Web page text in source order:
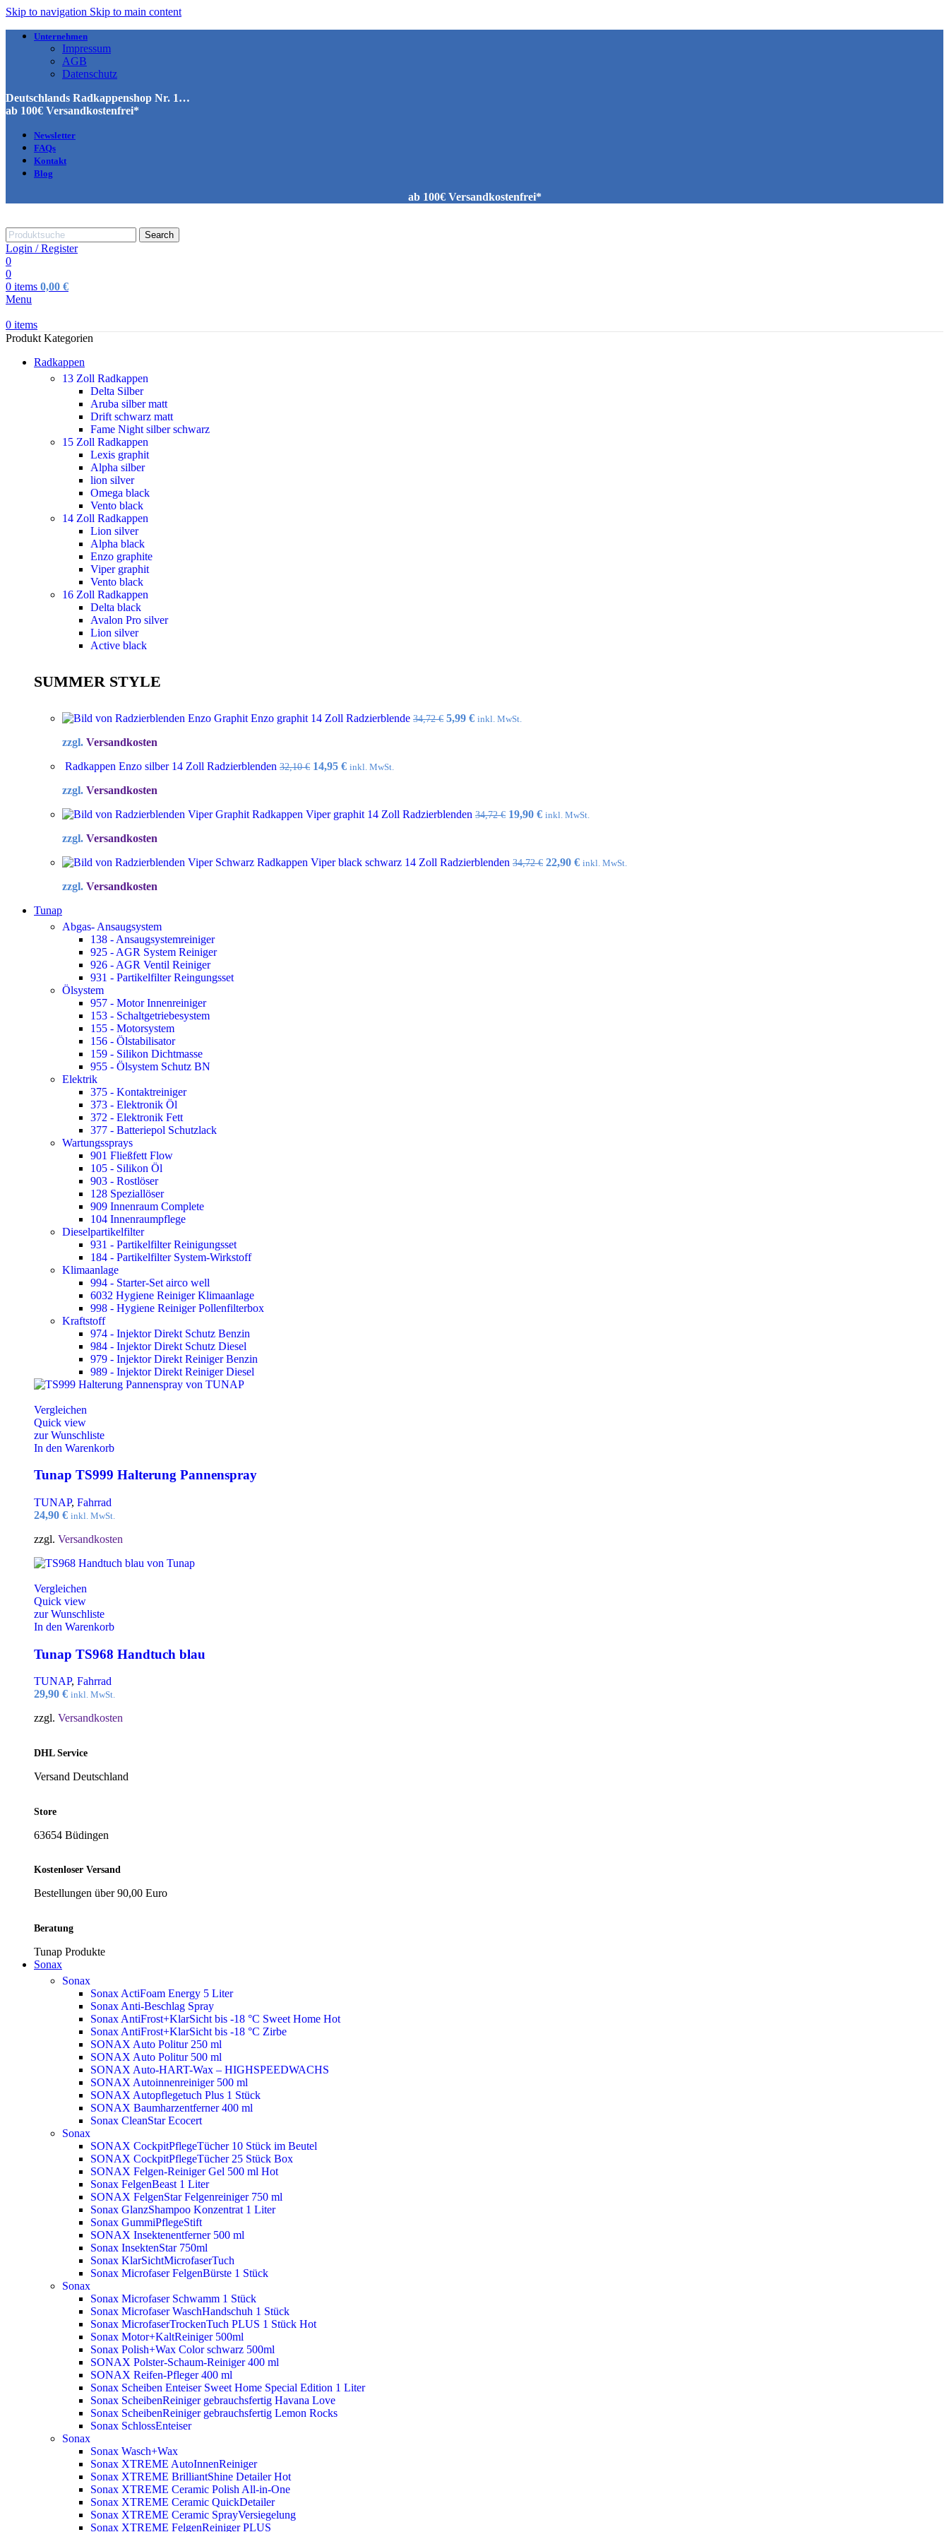
Skip to navigation Skip to main content
Unternehmen
Impressum
AGB
Datenschutz
Deutschlands Radkappenshop Nr. 1…
ab 100€ Versandkostenfrei*
Newsletter
FAQs
Kontakt
Blog
ab 100€ Versandkostenfrei*
Search
Login / Register
0
0
0 items 0,00 €
Menu
0 items
Produkt Kategorien
Radkappen
13 Zoll Radkappen
Delta Silber
Aruba silber matt
Drift schwarz matt
Fame Night silber schwarz
15 Zoll Radkappen
Lexis graphit
Alpha silber
lion silver
Omega black
Vento black
14 Zoll Radkappen
Lion silver
Alpha black
Enzo graphite
Viper graphit
Vento black
16 Zoll Radkappen
Delta black
Avalon Pro silver
Lion silver
Active black
SUMMER STYLE
Enzo graphit 14 Zoll Radzierblende 34,72€ Ursprünglicher
5,99 €Aktueller
inkl. MwSt.
zzgl. Versandkosten
Radkappen Enzo silber 14 Zoll Radzierblenden 32,10€ Ursprünglicher
14,95 €Aktueller
inkl. MwSt.
zzgl. Versandkosten
Radkappen Viper graphit 14 Zoll Radzierblenden 34,72€ Ursprünglicher
19,90 €Aktueller
inkl. MwSt.
zzgl. Versandkosten
Radkappen Viper black schwarz 14 Zoll Radzierblenden 34,72€ Ursprünglicher
22,90 €Aktueller
inkl. MwSt.
zzgl. Versandkosten
Tunap
Abgas- Ansaugsystem
138 - Ansaugsystemreiniger
925 - AGR System Reiniger
926 - AGR Ventil Reiniger
931 - Partikelfilter Reingungsset
Ölsystem
957 - Motor Innenreiniger
153 - Schaltgetriebesystem
155 - Motorsystem
156 - Ölstabilisator
159 - Silikon Dichtmasse
955 - Ölsystem Schutz BN
Elektrik
375 - Kontaktreiniger
373 - Elektronik Öl
372 - Elektronik Fett
377 - Batteriepol Schutzlack
Wartungssprays
901 Fließfett Flow
105 - Silikon Öl
903 - Rostlöser
128 Speziallöser
909 Innenraum Complete
104 Innenraumpflege
Dieselpartikelfilter
931 - Partikelfilter Reinigungsset
184 - Partikelfilter System-Wirkstoff
Klimaanlage
994 - Starter-Set airco well
6032 Hygiene Reiniger Klimaanlage
998 - Hygiene Reiniger Pollenfilterbox
Kraftstoff
974 - Injektor Direkt Schutz Benzin
984 - Injektor Direkt Schutz Diesel
979 - Injektor Direkt Reiniger Benzin
989 - Injektor Direkt Reiniger Diesel
Vergleichen
Quick view
zur Wunschliste
In den Warenkorb
Tunap TS999 Halterung Pannenspray
TUNAP, Fahrrad
24,90 € inkl. MwSt.
zzgl. Versandkosten
Vergleichen
Quick view
zur Wunschliste
In den Warenkorb
Tunap TS968 Handtuch blau
TUNAP, Fahrrad
29,90 € inkl. MwSt.
zzgl. Versandkosten
DHL Service
Versand Deutschland
Store
63654 Büdingen
Kostenloser Versand
Bestellungen über 90,00 Euro
Beratung
Tunap Produkte
Sonax
Sonax
Sonax ActiFoam Energy 5 Liter
Sonax Anti-Beschlag Spray
Sonax AntiFrost+KlarSicht bis -18 °C Sweet Home Hot
Sonax AntiFrost+KlarSicht bis -18 °C Zirbe
SONAX Auto Politur 250 ml
SONAX Auto Politur 500 ml
SONAX Auto-HART-Wax – HIGHSPEEDWACHS
SONAX Autoinnenreiniger 500 ml
SONAX Autopflegetuch Plus 1 Stück
SONAX Baumharzentferner 400 ml
Sonax CleanStar Ecocert
Sonax
SONAX CockpitPflegeTücher 10 Stück im Beutel
SONAX CockpitPflegeTücher 25 Stück Box
SONAX Felgen-Reiniger Gel 500 ml Hot
Sonax FelgenBeast 1 Liter
SONAX FelgenStar Felgenreiniger 750 ml
Sonax GlanzShampoo Konzentrat 1 Liter
Sonax GummiPflegeStift
SONAX Insektenentferner 500 ml
Sonax InsektenStar 750ml
Sonax KlarSichtMicrofaserTuch
Sonax Microfaser FelgenBürste 1 Stück
Sonax
Sonax Microfaser Schwamm 1 Stück
Sonax Microfaser WaschHandschuh 1 Stück
Sonax MicrofaserTrockenTuch PLUS 1 Stück Hot
Sonax Motor+KaltReiniger 500ml
Sonax Polish+Wax Color schwarz 500ml
SONAX Polster-Schaum-Reiniger 400 ml
SONAX Reifen-Pfleger 400 ml
Sonax Scheiben Enteiser Sweet Home Special Edition 1 Liter
Sonax ScheibenReiniger gebrauchsfertig Havana Love
Sonax ScheibenReiniger gebrauchsfertig Lemon Rocks
Sonax SchlossEnteiser
Sonax
Sonax Wasch+Wax
Sonax XTREME AutoInnenReiniger
Sonax XTREME BrilliantShine DetailerHot
Sonax XTREME Ceramic Polish All-in-One
Sonax XTREME Ceramic QuickDetailer
Sonax XTREME Ceramic SprayVersiegelung
Sonax XTREME FelgenReiniger PLUS